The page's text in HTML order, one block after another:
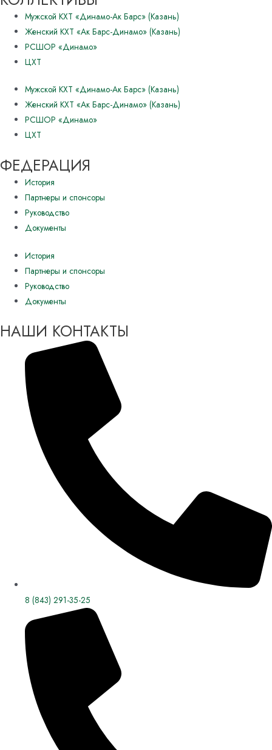
Мужской КХТ «Динамо-Ак Барс» (Казань)
Женский КХТ «Ак Барс-Динамо» (Казань)
РСШОР «Динамо»
ЦХТ
Мужской КХТ «Динамо-Ак Барс» (Казань)
Женский КХТ «Ак Барс-Динамо» (Казань)
РСШОР «Динамо»
ЦХТ
ФЕДЕРАЦИЯ
История
Партнеры и спонсоры
Руководство
Документы
История
Партнеры и спонсоры
Руководство
Документы
НАШИ КОНТАКТЫ
8 (843) 291-35-25